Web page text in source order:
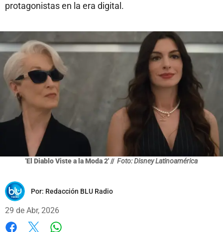
protagonistas en la era digital.
'El Diablo Viste a la Moda 2' // Foto: Disney Latinoamérica
Por: Redacción BLU Radio
29 de Abr, 2026